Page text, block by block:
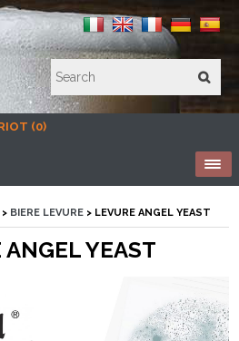
(0)
> BIERE LEVURE > LEVURE ANGEL YEAST
ANGEL YEAST